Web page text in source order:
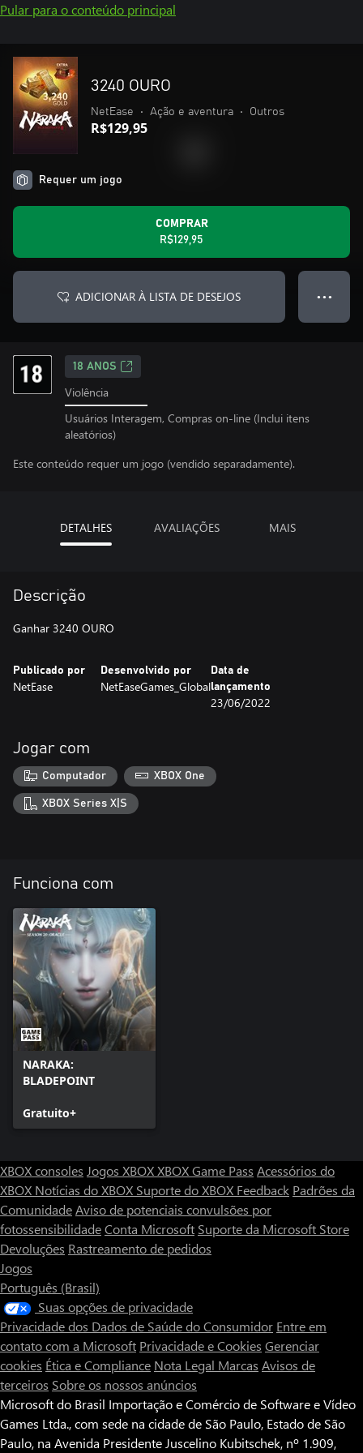
Pular para o conteúdo principal
3240 OURO
NetEase • Ação e aventura • Outros
R$129,95
Requer um jogo
COMPRAR
R$129,95
ADICIONAR À LISTA DE DESEJOS ● ● ●
18 ANOS
Violência
Usuários Interagem, Compras on-line (Inclui itens
aleatórios)
Este conteúdo requer um jogo (vendido separadamente).
DETALHES AVALIAÇÕES MAIS
Descrição
Ganhar 3240 OURO
Publicado por
NetEase
Desenvolvido por
NetEaseGames_Global
Data de
lançamento
23/06/2022
Jogar com
Computador XBOX One
XBOX Series X|S
Funciona com
NARAKA:
BLADEPOINT
Gratuito+
XBOX consoles Jogos XBOXXBOX Game Pass Acessórios do
XBOX Notícias do XBOX Suporte do XBOX Feedback Padrões da
ComunidadeAviso de potenciais convulsões por
fotossensibilidadeConta Microsoft Suporte da Microsoft Store
Devoluções Rastreamento de pedidos
Jogos
Português (Brasil)
Suas opções de privacidade
Privacidade dos Dados de Saúde do Consumidor Entre em
contato com a Microsoft Privacidade e Cookies Gerenciar
cookies Ética e Compliance Nota Legal Marcas Avisos de
terceiros Sobre os nossos anúncios
Microsoft do Brasil Importação e Comércio de Software e Vídeo
Games Ltda., com sede na cidade de São Paulo, Estado de São
Paulo, na Avenida Presidente Juscelino Kubitschek, nº 1.909,